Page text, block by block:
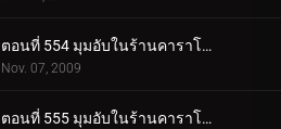
ตอนที่ 554 มุมอับในร้านคาราโอเกะ (ตอน 1)
Nov. 07, 2009
ตอนที่ 555 มุมอับในร้านคาราโอเกะ (ตอน 2)